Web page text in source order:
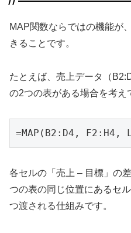
MAP関数ならではの機能が
きることです。
たとえば、売上データ（
の2つの表がある場合を考え
=MAP(B2:D4,
各セルの「売上 – 目標」の
つの表の同じ位置にあるセ
つ渡される仕組みです。